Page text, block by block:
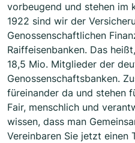
vorbeugend und stehen im
1922 sind wir der
Genossenschaftlichen
Raiffeisenbanken. Das
18,5 Mio. Mitglieder der
Genossenschaftsbanken.
füreinander da und stehen
Fair, menschlich und
wissen, dass man
Vereinbaren Sie jetzt einen